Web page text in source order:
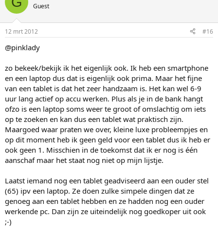
Guest
12 mrt 2012 #16
@pinklady
zo bekeek/bekijk ik het eigenlijk ook. Ik heb een smartphone
en een laptop dus dat is eigenlijk ook prima. Maar het fijne
van een tablet is dat het zeer handzaam is. Het kan wel 6-9
uur lang actief op accu werken. Plus als je in de bank hangt
ofzo is een laptop soms weer te groot of omslachtig om iets
op te zoeken en kan dus een tablet wat praktisch zijn.
Maargoed waar praten we over, kleine luxe probleempjes en
op dit moment heb ik geen geld voor een tablet dus ik heb er
ook geen 1. Misschien in de toekomst dat ik er nog is één
aanschaf maar het staat nog niet op mijn lijstje.
Laatst iemand nog een tablet geadviseerd aan een ouder stel
(65) ipv een laptop. Ze doen zulke simpele dingen dat ze
genoeg aan een tablet hebben en ze hadden nog een ouder
werkende pc. Dan zijn ze uiteindelijk nog goedkoper uit ook
;-)